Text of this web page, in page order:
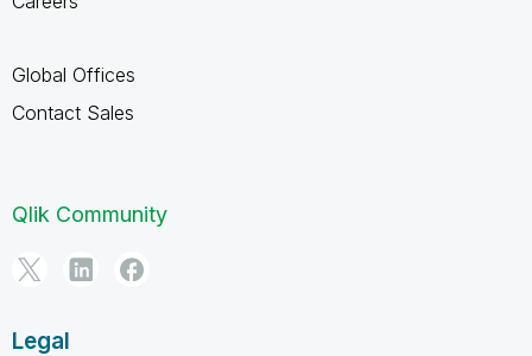
Global Offices
Contact Sales
Qlik Community
Legal